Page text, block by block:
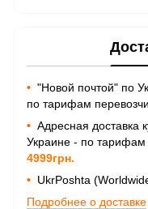
• "Новой почтой" по
по тарифам
• Адресная доставка
Украине - по тарифам
4999грн.
• UkrPoshta
Подробнее о доставке